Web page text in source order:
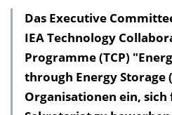
Das Executive
IEA Technology
Programme (TCP)
through Energy Storage
Organisationen ein, sich